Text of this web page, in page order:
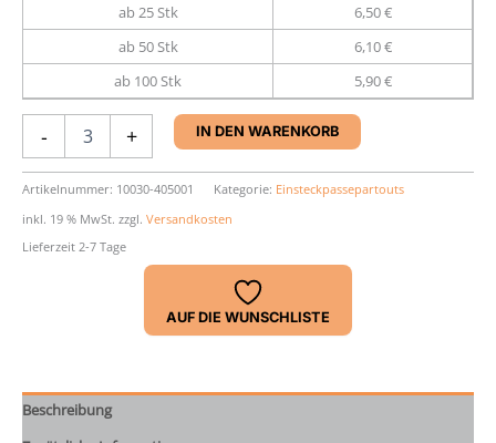
ab 25 Stk
6,50 €
ab 50 Stk
6,10 €
ab 100 Stk
5,90 €
-
Passepartout
30
x
40
Menge
+ IN DEN WARENKORB
Artikelnummer: 10030-405001 Kategorie: Einsteckpassepartouts
inkl. 19 % MwSt. zzgl. Versandkosten
Lieferzeit 2-7 Tage
AUF DIE WUNSCHLISTE
Beschreibung